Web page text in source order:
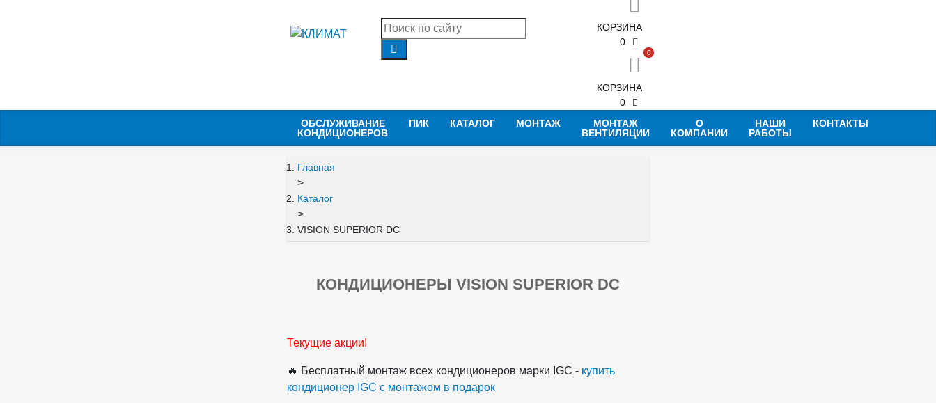
КОРЗИНА
0
0
КОРЗИНА
0
ОБСЛУЖИВАНИЕ
КОНДИЦИОНЕРОВ
ПИК КАТАЛОГ МОНТАЖ
МОНТАЖ
ВЕНТИЛЯЦИИ
О
КОМПАНИИ
НАШИ
РАБОТЫ
КОНТАКТЫ
Главная
>
Каталог
>
VISION SUPERIOR DC
КОНДИЦИОНЕРЫ VISION SUPERIOR DC
Текущие акции!
🔥 Бесплатный монтаж всех кондиционеров марки IGC - купить
кондиционер IGC с монтажом в подарок